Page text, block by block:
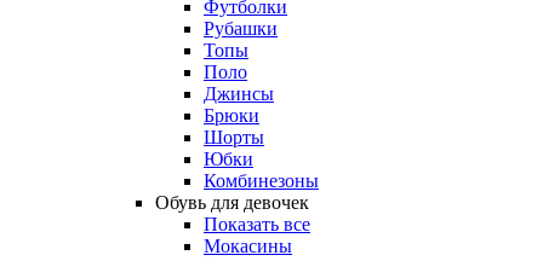
Футболки
Рубашки
Топы
Поло
Джинсы
Брюки
Шорты
Юбки
Комбинезоны
Обувь для девочек
Показать все
Мокасины